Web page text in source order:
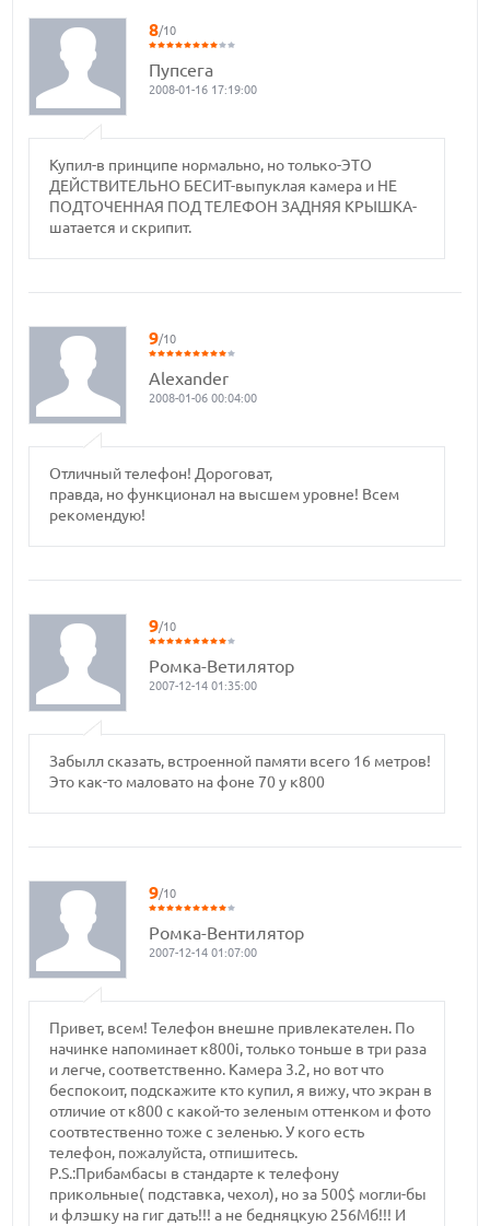
8/10
Пупсега
2008-01-16 17:19:00
Купил-в принципе нормально, но только-ЭТО
ДЕЙСТВИТЕЛЬНО БЕСИТ-выпуклая камера и НЕ
ПОДТОЧЕННАЯ ПОД ТЕЛЕФОН ЗАДНЯЯ КРЫШКА-
шатается и скрипит.
9/10
Alexander
2008-01-06 00:04:00
Отличный телефон! Дороговат,
правда, но функционал на высшем уровне! Всем
рекомендую!
9/10
Ромка-Ветилятор
2007-12-14 01:35:00
Забылл сказать, встроенной памяти всего 16 метров!
Это как-то маловато на фоне 70 у к800
9/10
Ромка-Вентилятор
2007-12-14 01:07:00
Привет, всем! Телефон внешне привлекателен. По
начинке напоминает к800i, только тоньше в три раза
и легче, соответственно. Камера 3.2, но вот что
беспокоит, подскажите кто купил, я вижу, что экран в
отличие от к800 с какой-то зеленым оттенком и фото
соотвтественно тоже с зеленью. У кого есть
телефон, пожалуйста, отпишитесь.
P.S.:Прибамбасы в стандарте к телефону
прикольные( подставка, чехол), но за 500$ могли-бы
и флэшку на гиг дать!!! а не бедняцкую 256Мб!!! И